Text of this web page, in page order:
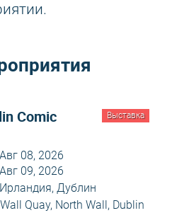
Выставка
Comic
Авг 08, 2026
Авг 09, 2026
Ирландия, Дублин
Quay, North Wall, Dublin